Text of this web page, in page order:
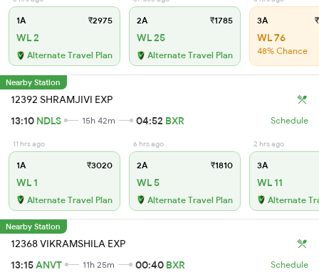
1A ₹2975
WL 2
Alternate Travel Plan
2A ₹1785
WL 25
Alternate Travel Plan
3A
WL 76
48% Chance
Nearby Station
12392 SHRAMJIVI EXP
13:10 NDLS 15h 42m 04:52 BXR Schedule
11 hrs ago
1A ₹3020
WL 1
Alternate Travel Plan
6 hrs ago
2A ₹1810
WL 5
Alternate Travel Plan
2 hrs ago
3A
WL 11
Alternate
Nearby Station
12368 VIKRAMSHILA EXP
13:15ANVT 11h 25m 00:40 BXR Schedule